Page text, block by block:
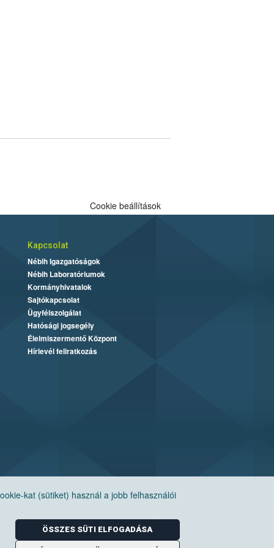
kat (sütiket) használ a jobb felhasználói
ÖSSZES SÜTI ELFOGADÁSA
Cookie beállítások
Kapcsolat
Nébih Igazgatóságok
Nébih Laboratóriumok
Kormányhivatalok
Sajtókapcsolat
Ügyfélszolgálat
Hatósági jogsegély
Élelmiszermentő Központ
Hírlevél feliratkozás